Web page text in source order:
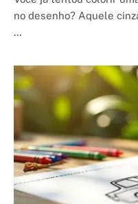
no desenho? Aquele
…